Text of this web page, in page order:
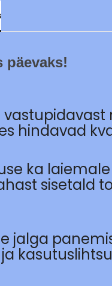
hindavad
ka
sisetald
jalga